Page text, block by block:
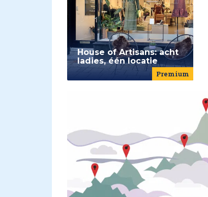
Premium
House of Artisans: acht
ladies, één locatie